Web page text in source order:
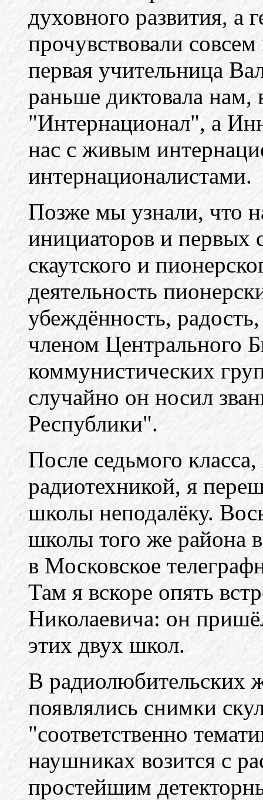
духовного развития, а
прочувствовали
первая учительница
раньше диктовала нам,
"Интернационал", а
нас с живым
интернационалистами.
Позже мы узнали, что
инициаторов и первых
скаутского и
деятельность
убеждённость,
членом Центрального
коммунистических
случайно он носил
Республики".
После седьмого класса,
радиотехникой, я
школы неподалёку.
школы того же района
в Московское
Там я вскоре опять
Николаевича: он
этих двух школ.
В радиолюбительских
появлялись снимки
"соответственно
наушниках возится с
простейшим